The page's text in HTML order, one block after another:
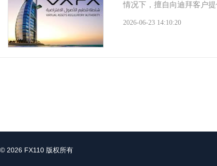
情况下，擅自向迪拜客户
2026-06-23 14:10:20
© 2026 FX110 版权所有